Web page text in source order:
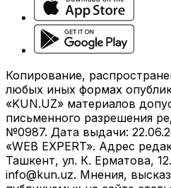
Копирование,
любых иных формах
«KUN.UZ» материалов
письменного разрешения
№0987. Дата выдачи:
«WEB EXPERT». Адрес
Ташкент, ул. К. Ерматова,
info@kun.uz. Мнения,